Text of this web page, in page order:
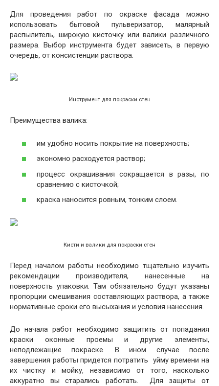
Для проведения работ по окраске фасада можно
использовать бытовой пульверизатор, малярный
распылитель, широкую кисточку или валики различного
размера. Выбор инструмента будет зависеть, в первую
очередь, от консистенции раствора.
Инструмент для покраски стен
Преимущества валика:
им удобно носить покрытие на поверхность;
экономно расходуется раствор;
процесс окрашивания сокращается в разы, по
сравнению с кисточкой;
краска наносится ровным, тонким слоем.
Кисти и валики для покраски стен
Перед началом работы необходимо тщательно изучить
рекомендации производителя, нанесенные на
поверхность упаковки. Там обязательно будут указаны
пропорции смешивания составляющих раствора, а также
нормативные сроки его высыхания и условия нанесения.
До начала работ необходимо защитить от попадания
краски оконные проемы и другие элементы,
неподлежащие покраске. В ином случае после
завершения работы придется потратить уйму времени на
их чистку и мойку, независимо от того, насколько
аккуратно вы старались работать. Для защиты от